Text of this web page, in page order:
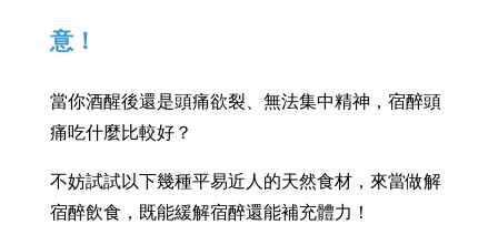
意！
當你酒醒後還是頭痛欲裂、無法集中精神，宿醉頭
痛吃什麼比較好？
不妨試試以下幾種平易近人的天然食材，來當做解
宿醉飲食，既能緩解宿醉還能補充體力！